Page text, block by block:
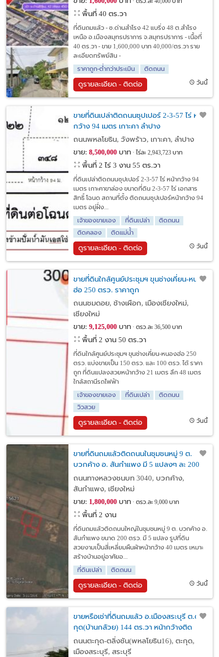
พื้นที่ 40 ตร.วา
ที่ดินถมแล้ว - ซ.ด่านสำโรง 42 แบริ่ง 48 ต.สำโรง
เหนือ อ.เมืองสมุทรปราการ จ.สมุทรปราการ - เนื้อที่
40 ตร.วา - ขาย 1,600,000 บาท 40,000/ตร.วา ราย
ละเอียดทรัพย์สิน -
ราคาถูก-ต่ำกว่าประเมิน
ติดถนน
ดูรายละเอียด - ติดต่อ วันนี้
ขายที่ดินเปล่าติดถนนซุปเปอร์ 2-3-57 ไร่ หน้า
กว้าง 94 เมตร เกาะคา ลำปาง
ถนนพหลโยธิน, วังพร้าว, เกาะคา, ลำปาง
ขาย: 8,500,000บาท ไร่ละ 2,943,723 บาท
พื้นที่ 2 ไร่ 3 งาน 55 ตร.วา
ที่ดินเปล่าติดถนนซุปเปอร์ 2-3-57 ไร่ หน้ากว้าง 94
เมตร เกาะคาขาล่อง ขนาดที่ดิน 2-3-57 ไร่ เอกสาร
สิทธิ์ โฉนด สถานที่ตั้ง ติดถนนซุปเปอร์หน้ากว้าง 94
เมตร อยู่ฝั่ง...
เจ้าของขายเอง
ที่ดินเปล่า
ติดถนน
ติดคลอง
ติดแม่น้ำ
ดูรายละเอียด - ติดต่อ วันนี้
ขายที่ดินใกล้ศูนย์ประชุมฯ ขุนช่างเคี่ยน-หนอง
ฮ่อ 250 ตรว. ราคาถูก
ถนนชมดอย, ช้างเผือก, เมืองเชียงใหม่,
เชียงใหม่
ขาย: 9,125,000บาท ตรว.ละ 36,500 บาท
พื้นที่ 2 งาน 50 ตร.วา
ที่ดินใกล้ศูนย์ประชุมฯ ขุนช่างเคี่ยน-หนองฮ่อ 250
ตรว. แบ่งขายเป็น 150 ตรว. และ 100 ตรว. ได้ ราคา
ถูก ที่ดินแปลงสวยหน้ากว้าง 21 เมตร ลึก 48 เมตร
ใกล้สถานีรถไฟฟ้า
เจ้าของขายเอง
ที่ดินเปล่า
ติดถนน
วิวสวย
ดูรายละเอียด - ติดต่อ วันนี้
ขายที่ดินถมแล้วติดถนนในชุมชนหมู่ 9 ต.
บวกค้าง อ. สันกำแพง มี 5 แปลงๆ ละ 200
ตรว.
ถนนทางหลวงชนบท 3040, บวกค้าง,
สันกำแพง, เชียงใหม่
ขาย: 1,800,000บาท ตรว.ละ 9,000 บาท
พื้นที่ 2 งาน
ที่ดินถมแล้วติดถนนใหญ่ในชุมชนหมู่ 9 ต. บวกค้าง อ.
สันกำแพง ขนาด 200 ตรว. มี 5 แปลง รูปที่ดิน
สวยงามเป็นสี่เหลี่ยมผืนผ้าหน้ากว้าง 40 เมตร เหมาะ
สร้างบ้านอยู่อาศัยอ...
ที่ดินเปล่า
ติดถนน
ดูรายละเอียด - ติดต่อ วันนี้
ขายหรือเช่าที่ดินถมแล้ว อ.เมืองสระบุรี ต.ตะ
กุด(บ้านกลัวย) 144 ตร.วา หน้ากว้างติด
ถ.ตะกุด-ตลิ่งชัน(พหลโยธิน16) 20ม.
ถนนตะกุด-ตลิ่งชัน(พหลโยธิน16), ตะกุด,
เมืองสระบุรี, สระบุรี